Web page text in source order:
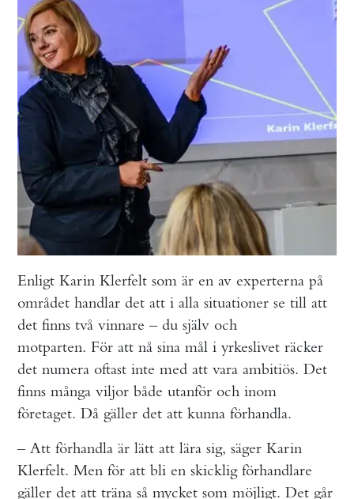
Enligt Karin Klerfelt som är en av experterna på
området handlar det att i alla situationer se till att
det finns två vinnare – du själv och
motparten. För att nå sina mål i yrkeslivet räcker
det numera oftast inte med att vara ambitiös. Det
finns många viljor både utanför och inom
företaget. Då gäller det att kunna förhandla.
– Att förhandla är lätt att lära sig, säger Karin
Klerfelt. Men för att bli en skicklig förhandlare
gäller det att träna så mycket som möjligt. Det går